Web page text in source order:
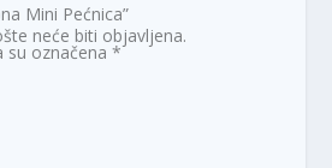
Mini Pećnica”
neće biti objavljena.
su označena*